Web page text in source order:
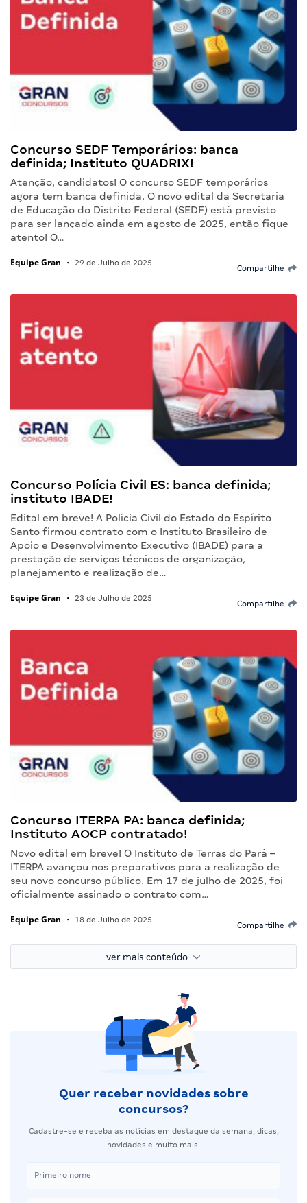
Concurso SEDF Temporários: banca
definida; Instituto QUADRIX!
Atenção, candidatos! O concurso SEDF temporários
agora tem banca definida. O novo edital da Secretaria
de Educação do Distrito Federal (SEDF) está previsto
para ser lançado ainda em agosto de 2025, então fique
atento! O…
Equipe Gran • 29 de Julho de 2025
Compartilhe
Concurso Polícia Civil ES: banca definida;
instituto IBADE!
Edital em breve! A Polícia Civil do Estado do Espírito
Santo firmou contrato com o Instituto Brasileiro de
Apoio e Desenvolvimento Executivo (IBADE) para a
prestação de serviços técnicos de organização,
planejamento e realização de…
Equipe Gran • 23 de Julho de 2025
Compartilhe
Concurso ITERPA PA: banca definida;
Instituto AOCP contratado!
Novo edital em breve! O Instituto de Terras do Pará –
ITERPA avançou nos preparativos para a realização de
seu novo concurso público. Em 17 de julho de 2025, foi
oficialmente assinado o contrato com…
Equipe Gran • 18 de Julho de 2025
Compartilhe
ver mais conteúdo
Quer receber novidades sobre
concursos?
Cadastre-se e receba as notícias em destaque da semana, dicas,
novidades e muito mais.